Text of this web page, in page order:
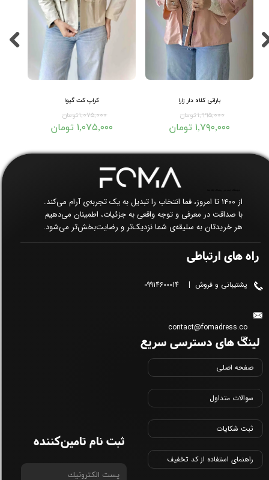
کراپ کت گیوا
۱,۰۷۵,۰۰۰ تومان
۱,۰۷۵,۰۰۰ تومان
بارانی کلاه دار زارا
۱,۹۹۵,۰۰۰ تومان
۱,۷۹۰,۰۰۰ تومان
راه های ارتباطی
پشتیبانی و فروش | 09914600014
contact@fomadress.co
m
لینک های دسترسی سریع
صفحه اصلی
سوالات متداول
ثبت شکایات
راهنمای استفاده از کد تخفیف
از ۱۴۰۰ تا امروز، فما انتخاب را تبدیل به یک تجربه‌ی آرام می‌کند.
با صداقت در معرفی و توجه واقعی به جزئیات، اطمینان می‌دهیم
هر خریدتان به سلیقه‌ی شما نزدیک‌تر و رضایت‌بخش‌تر می‌شود.
ثبت نام تامین‌کننده